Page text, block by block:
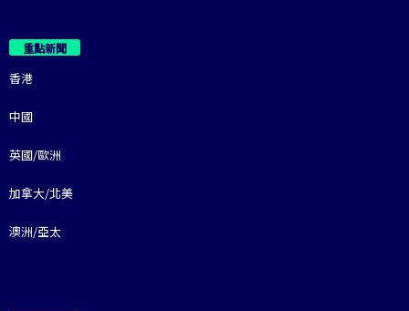
重點新聞
香港
中國
英國/歐洲
加拿大/北美
澳洲/亞太